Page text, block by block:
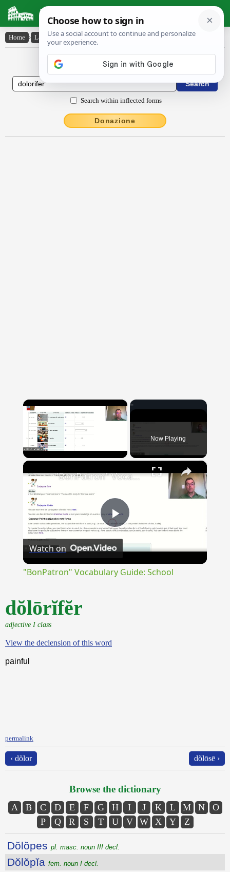
Latin Dictionary
Home › Latin-English › dŏlōrĭfĕr
Latin to English Dictionary
Search within inflected forms
Donazione
×
Now Playing
×
Play
"BonPatron" Vocabulary Guide: School
Watch on
"BonPatron" Vocabulary Guide: School
dŏlōrĭfĕr
adjective I class
View the declension of this word
painful
permalink
‹ dŏlor dŏlōsē ›
Browse the dictionary
A B C D E F G H I J K L M N
O
P
Q R S T U V W X Y Z
Dŏlŏpes pl. masc. noun III decl.
Dŏlŏpĭa fem. noun I decl.